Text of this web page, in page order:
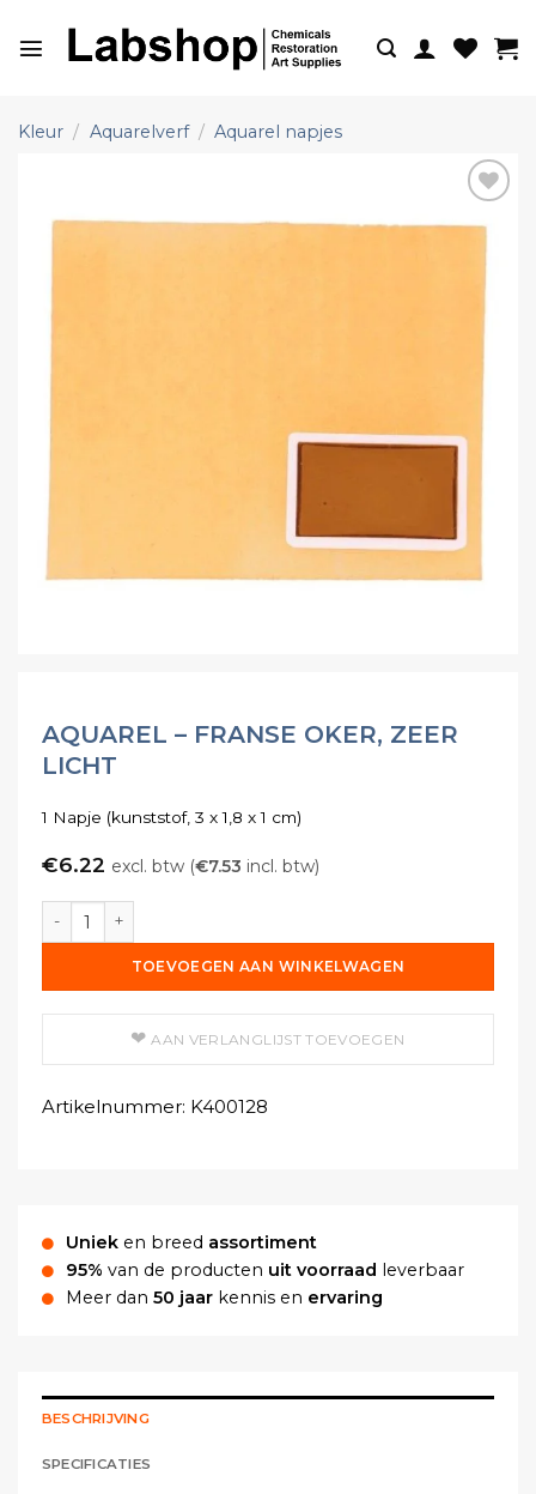
naar
Kleur / Aquarelverf / Aquarel napjes
AQUAREL – FRANSE OKER, ZEER
LICHT
1 Napje (kunststof, 3 x 1,8 x 1 cm)
€6.22 excl. btw (€7.53 incl. btw)
Aquarel - Franse Oker, Zeer Licht aantal
TOEVOEGEN AAN WINKELWAGEN
AAN VERLANGLIJST TOEVOEGEN
Artikelnummer: K400128
Uniek en breed assortiment
95% van de producten uit voorraad
leverbaar
Meer dan 50 jaar kennis en ervaring
BESCHRIJVING
SPECIFICATIES